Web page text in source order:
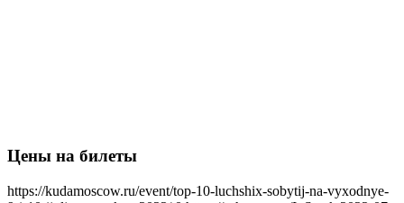
Цены на билеты
https://kudamoscow.ru/event/top-10-luchshix-sobytij-na-vyxodnye-